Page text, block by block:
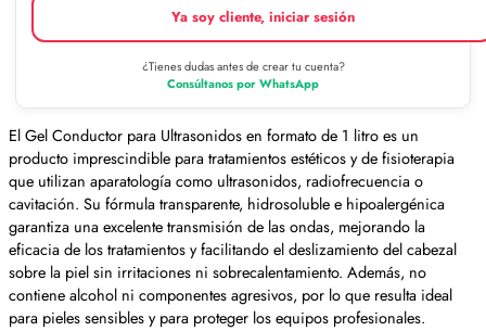
Ya soy cliente, iniciar sesión
¿Tienes dudas antes de crear tu cuenta?
Consúltanos por WhatsApp
El Gel Conductor para Ultrasonidos en formato de 1 litro es un
producto imprescindible para tratamientos estéticos y de fisioterapia
que utilizan aparatología como ultrasonidos, radiofrecuencia o
cavitación. Su fórmula transparente, hidrosoluble e hipoalergénica
garantiza una excelente transmisión de las ondas, mejorando la
eficacia de los tratamientos y facilitando el deslizamiento del cabezal
sobre la piel sin irritaciones ni sobrecalentamiento. Además, no
contiene alcohol ni componentes agresivos, por lo que resulta ideal
para pieles sensibles y para proteger los equipos profesionales.